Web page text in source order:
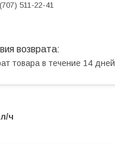
511-22-41
товара в течение 14 дней
ч